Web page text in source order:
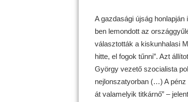
A gazdasági újság
ben lemondott az
választották a kiskunhalasi
hitte, el fogok tűnni”. Azt
György vezető szocialista
nejlonszatyorban (…) A pénz
át valamelyik titkárnő” –